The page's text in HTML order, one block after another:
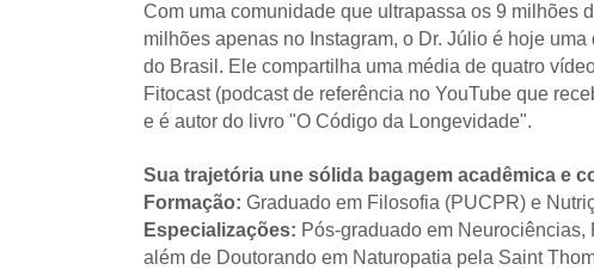
Com uma comunidade que ultrapassa os 9 milhões
milhões apenas no Instagram, o Dr. Júlio é hoje
do Brasil. Ele compartilha uma média de quatro
Fitocast (podcast de referência no YouTube que
e é autor do livro "O Código da Longevidade".
Sua trajetória une sólida bagagem acadêmica e
Formação: Graduado em Filosofia (PUCPR) e
Especializações: Pós-graduado em
além de Doutorando em Naturopatia pela Saint